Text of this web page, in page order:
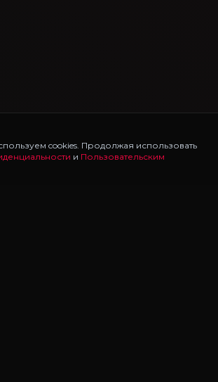
cookies. Продолжая использовать
и Пользовательским